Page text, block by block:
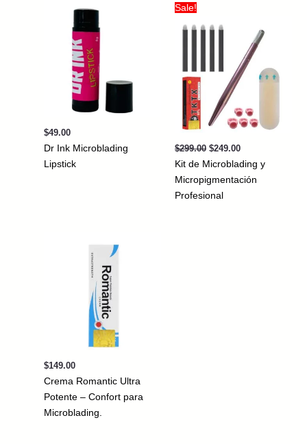
$49.00
Dr Ink Microblading
Lipstick
Sale!
$299.00 Original
was:
$299.00.
$249.00Current
is:
$249.00.
Kit de Microblading y
Micropigmentación
Profesional
$149.00
Crema Romantic Ultra
Potente – Confort para
Microblading.